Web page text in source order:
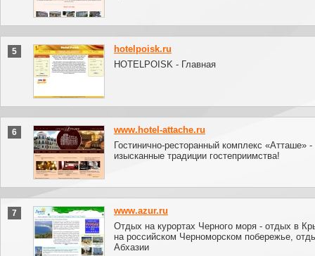
5
hotelpoisk.ru
HOTELPOISK - Главная
6
www.hotel-attache.ru
Гостинично-ресторанный комплекс «Атташе» -
изысканные традиции гостеприимства!
7
www.azur.ru
Отдых на курортах Черного моря - отдых в
на российском Черноморском побережье,
Абхазии